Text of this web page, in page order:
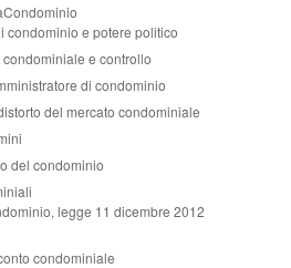
condominio e potere politico
e controllo
di condominio
del mercato condominiale
del condominio
legge 11 dicembre 2012
condominiale